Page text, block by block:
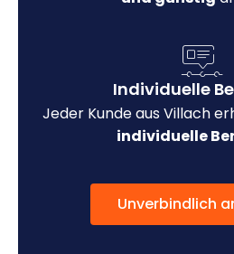
Individuelle
Jeder Kunde aus Villach
individuelle
Unverbindlich